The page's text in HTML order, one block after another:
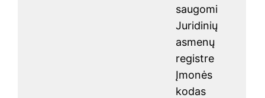
saugomi
Juridinių
asmenų
registre
Įmonės
kodas